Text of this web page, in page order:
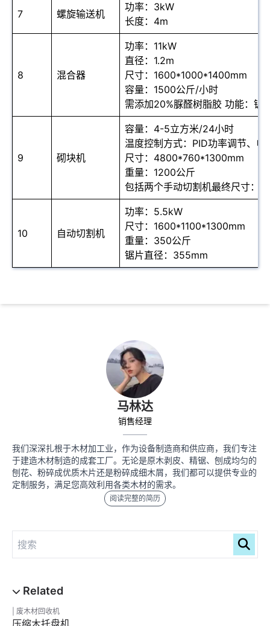
马林达
销售经理
我们深深扎根于木材加工业，作为设备制造商和供应商，我们专注
于建造木材制造的成套工厂。无论是原木剥皮、精锯、刨成均匀的
刨花、粉碎成优质木片还是粉碎成细木屑，我们都可以提供专业的
定制服务，满足您高效利用各类木材的需求。
阅读完整的简历
废木材回收机
7 螺旋输送机
功率：3kW
长度：4m
8 混合器
功率：11kW
直径：1.2m
尺寸：1600*1000*1400mm
容量：1500公斤/小时
需添加20%脲醛树脂胶 功能：锯
9 砌块机
容量：4-5立方米/24小时
温度控制方式：PID功率调节、电
尺寸：4800*760*1300mm
重量：1200公斤
包括两个手动切割机最终尺寸：
10 自动切割机
功率：5.5kW
尺寸：1600*1100*1300mm
重量：350公斤
锯片直径：355mm